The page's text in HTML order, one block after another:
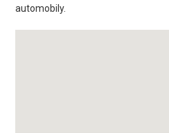
automobily.